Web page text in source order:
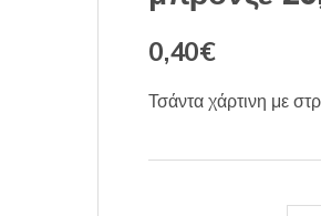
0,40€
Τσάντα χάρτινη με